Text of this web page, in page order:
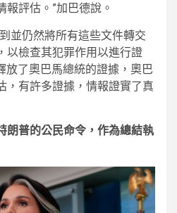
評估。”加巴德說。
並仍然將所有這些文件轉交
以檢查其犯罪作用以進行證
放了奧巴馬總統的證據，奧巴
，有許多證據，情報證實了真
朗普的公民命令，作為總結執